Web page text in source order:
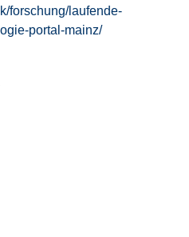
forschung/laufende-
portal-mainz/